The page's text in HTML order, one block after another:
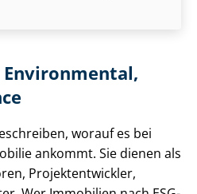
Environmental,
worauf es bei
ankommt. Sie dienen als
Pro­jekt­ent­wick­ler,